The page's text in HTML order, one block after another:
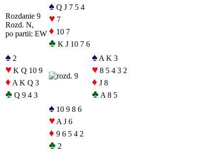
Rozdanie 9
Rozd. N,
po partii: EW
♠ Q J 7 5 4
♥ 7
♦ 10 7
♣ K J 10 7 6
♠ 2
♥ K Q 10 9
♦ A K Q 3
♣ Q 9 4 3
♠ A K 3
♥ 8 5 4 3 2
♦ J 8
♣ A 8 5
♠ 10 9 8 6
♥ A J 6
♦ 9 6 5 4 2
♣ 2